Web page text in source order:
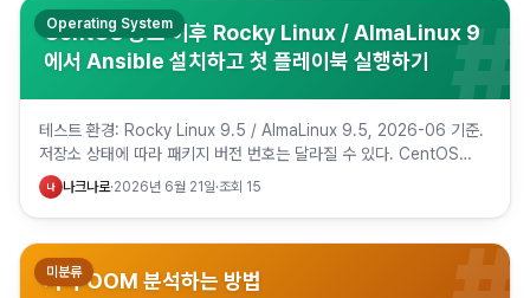
CentOS 종료 이후 Rocky Linux / AlmaLinux 9
에서 Ansible 설치하고 첫 플레이북 실행하기
#
Operating System
테스트 환경: Rocky Linux 9.5 / AlmaLinux 9.5, 2026-06 기준.
저장소 상태에 따라 패키지 버전 번호는 달라질 수 있다. CentOS
Linux 8은 2021-12-3…
나 나크나로·2026년 6월 21일·조회 15
자바 OOM 분석하는 방법
미분류